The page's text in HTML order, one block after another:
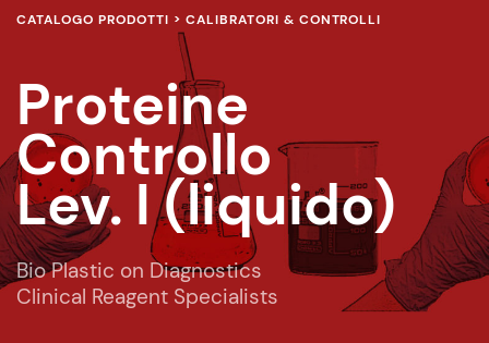
CATALOGO PRODOTTI > CALIBRATORI & CONTROLLI
Proteine
Controllo
Lev. I (liquido)
Bio Plastic on Diagnostics
Clinical Reagent Specialists